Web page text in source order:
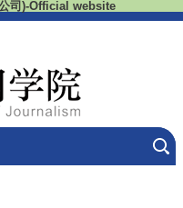
司)-Official website